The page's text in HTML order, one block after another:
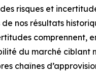
risques et
nos résultats
comprennent,
du marché ciblant
chaînes